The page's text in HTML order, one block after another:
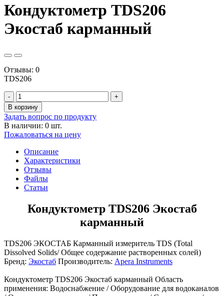
Кондуктометр TDS206
Экостаб карманный
Отзывы: 0
TDS206
-
+
В корзину
Задать вопрос по продукту
В наличии: 0 шт.
Пожаловаться на цену
Описание
Характеристики
Отзывы
Файлы
Статьи
Кондуктометр TDS206 Экостаб
карманный
TDS206 ЭКОСТАБ Карманный измеритель TDS (Total
Dissolved Solids/ Общее содержание растворенных солей)
Бренд: Экостаб Производитель: Apera Instruments
Кондуктометр TDS206 Экостаб карманный Область
применения: Водоснабжение / Оборудование для водоканалов